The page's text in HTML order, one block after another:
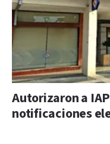
Autorizaron a
notificaciones